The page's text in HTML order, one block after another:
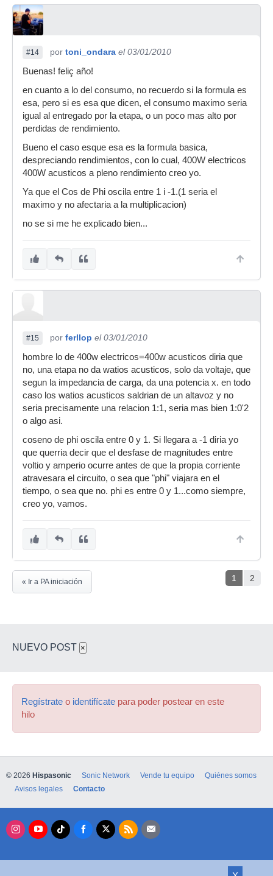
#14 por toni_ondara el 03/01/2010
Buenas! feliç año!
en cuanto a lo del consumo, no recuerdo si la formula es
esa, pero si es esa que dicen, el consumo maximo seria
igual al entregado por la etapa, o un poco mas alto por
perdidas de rendimiento.
Bueno el caso esque esa es la formula basica,
despreciando rendimientos, con lo cual, 400W electricos
400W acusticos a pleno rendimiento creo yo.
Ya que el Cos de Phi oscila entre 1 i -1.(1 seria el
maximo y no afectaria a la multiplicacion)
no se si me he explicado bien...
#15 por ferllop el 03/01/2010
hombre lo de 400w electricos=400w acusticos diria que
no, una etapa no da watios acusticos, solo da voltaje, que
segun la impedancia de carga, da una potencia x. en todo
caso los watios acusticos saldrian de un altavoz y no
seria precisamente una relacion 1:1, seria mas bien 1:0'2
o algo asi.
coseno de phi oscila entre 0 y 1. Si llegara a -1 diria yo
que querria decir que el desfase de magnitudes entre
voltio y amperio ocurre antes de que la propia corriente
atravesara el circuito, o sea que "phi" viajara en el
tiempo, o sea que no. phi es entre 0 y 1...como siempre,
creo yo, vamos.
1 2
« Ir a PA iniciación
NUEVO POST ×
Regístrate o identifícate para poder postear en este
hilo
© 2026 Hispasonic Sonic Network Vende tu equipo
Quiénes somos
Avisos legales
Contacto